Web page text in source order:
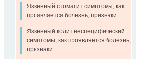
Язвенный стоматит симптомы, как
проявляется болезнь, признаки
Язвенный колит неспецифический
симптомы, как проявляется болезнь,
признаки